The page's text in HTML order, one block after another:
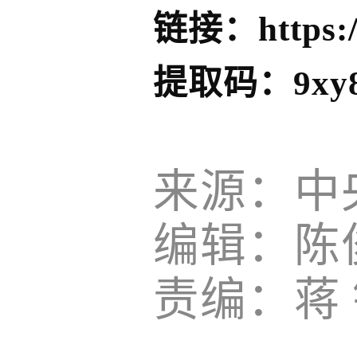
链接：
提取码：
来源：中
编辑：陈
责编：蒋